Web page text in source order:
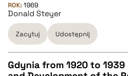
BIBTEX
pobierz cytat
ROK: 1969
Donald Steyer
Zacytuj Udostępnij
Gdynia from 1920 to